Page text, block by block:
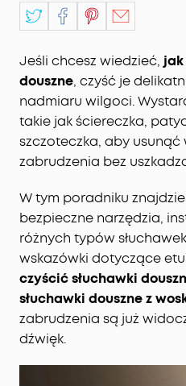
Jeśli chcesz wiedzieć, jak
douszne, czyść je
nadmiaru wilgoci.
takie jak ściereczka,
szczoteczka, aby usunąć
zabrudzenia bez
W tym poradniku
bezpieczne narzędzia,
różnych typów
wskazówki dotyczące
czyścić słuchawki
słuchawki douszne z
zabrudzenia są już
dźwięk.